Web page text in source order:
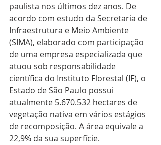
paulista nos últimos dez anos. De
acordo com estudo da Secretaria de
Infraestrutura e Meio Ambiente
(SIMA), elaborado com participação
de uma empresa especializada que
atuou sob responsabilidade
científica do Instituto Florestal (IF), o
Estado de São Paulo possui
atualmente 5.670.532 hectares de
vegetação nativa em vários estágios
de recomposição. A área equivale a
22,9% da sua superfície.